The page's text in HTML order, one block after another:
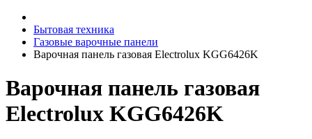
Бытовая техника
Газовые варочные панели
Варочная панель газовая Electrolux KGG6426K
Варочная панель газовая
Electrolux KGG6426K